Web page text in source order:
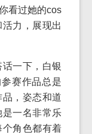
看过她的cos
力，展现出
一下，白银
赛作品总是
，姿态和道
一名非常乐
角色都有着